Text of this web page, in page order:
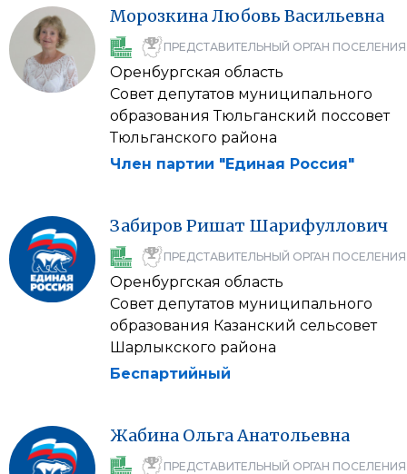
МорозкинаЛюбовь Васильевна
ПРЕДСТАВИТЕЛЬНЫЙ ОРГАН ПОСЕЛЕНИЯ
Оренбургская область
Совет депутатов муниципального
образования Тюльганский поссовет
Тюльганского района
Член партии "Единая Россия"
Забиров Ришат Шарифуллович
ПРЕДСТАВИТЕЛЬНЫЙ ОРГАН ПОСЕЛЕНИЯ
Оренбургская область
Совет депутатов муниципального
образования Казанский сельсовет
Шарлыкского района
Беспартийный
Жабина ОльгаАнатольевна
ПРЕДСТАВИТЕЛЬНЫЙ ОРГАН ПОСЕЛЕНИЯ